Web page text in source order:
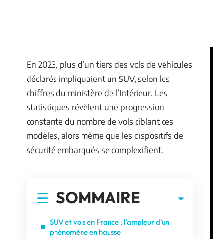
En 2023, plus d’un tiers des vols de véhicules
déclarés impliquaient un SUV, selon les
chiffres du ministère de l’Intérieur. Les
statistiques révèlent une progression
constante du nombre de vols ciblant ces
modèles, alors même que les dispositifs de
sécurité embarqués se complexifient.
SOMMAIRE
SUV et vols en France : l’ampleur d’un
phénomène en hausse